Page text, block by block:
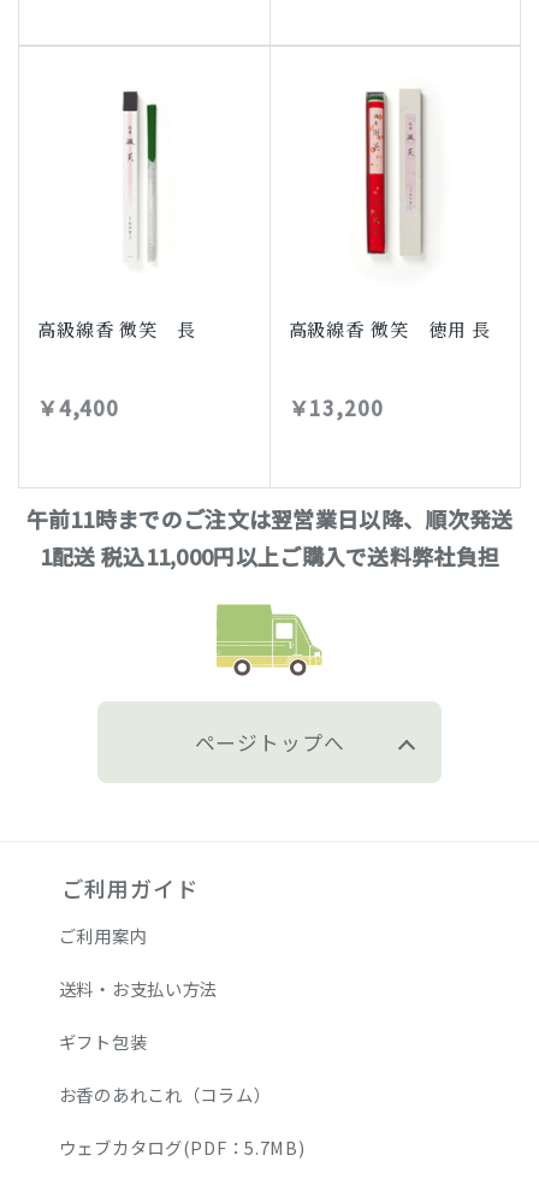
高級線香 微笑 長
￥4,400
高級線香 微笑 徳用 長
￥13,200
午前11時までのご注文は翌営業日以降、順次発送
1配送 税込11,000円以上ご購入で送料弊社負担
ページトップへ
ご利用ガイド
ご利用案内
送料・お支払い方法
ギフト包装
お香のあれこれ（コラム）
ウェブカタログ(PDF：5.7MB)